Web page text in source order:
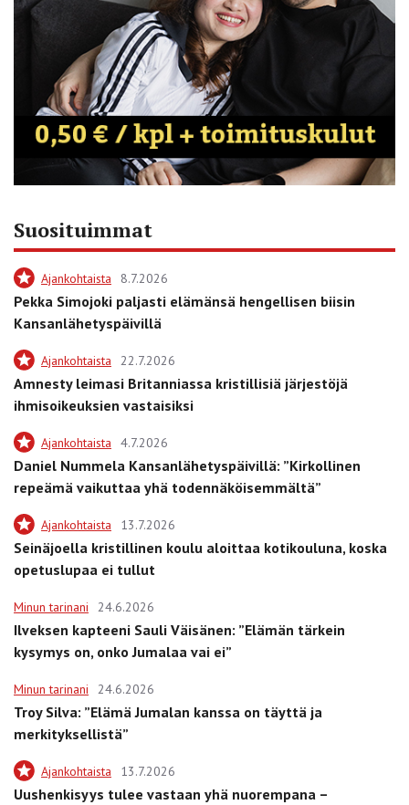
Suosituimmat
Ajankohtaista 8.7.2026
Pekka Simojoki paljasti elämänsä hengellisen biisin
Kansanlähetyspäivillä
Ajankohtaista 22.7.2026
Amnesty leimasi Britanniassa kristillisiä järjestöjä
ihmisoikeuksien vastaisiksi
Ajankohtaista 4.7.2026
Daniel Nummela Kansanlähetyspäivillä: ”Kirkollinen
repeämä vaikuttaa yhä todennäköisemmältä”
Ajankohtaista 13.7.2026
Seinäjoella kristillinen koulu aloittaa kotikouluna, koska
opetuslupaa ei tullut
Minun tarinani 24.6.2026
Ilveksen kapteeni Sauli Väisänen: ”Elämän tärkein
kysymys on, onko Jumalaa vai ei”
Minun tarinani 24.6.2026
Troy Silva: ”Elämä Jumalan kanssa on täyttä ja
merkityksellistä”
Ajankohtaista 13.7.2026
Uushenkisyys tulee vastaan yhä nuorempana –